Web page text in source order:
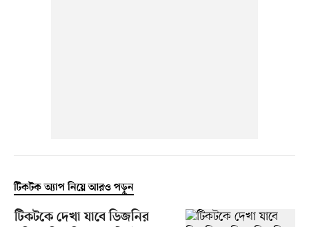
টিকটক অ্যাপ নিয়ে আরও পড়ুন
টিকটকে দেখা যাবে ডিজনির